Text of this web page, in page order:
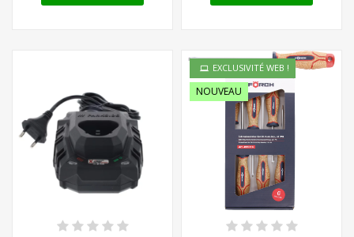
EXCLUSIVITÉ WEB !
NOUVEAU